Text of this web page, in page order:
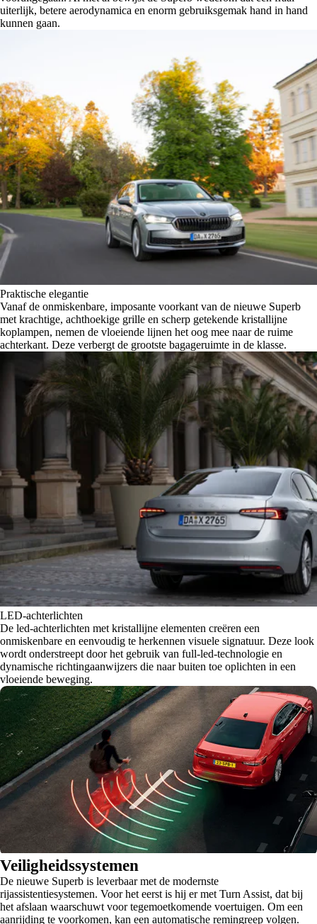
uiterlijk, betere aerodynamica en enorm gebruiksgemak hand in hand
kunnen gaan.
Praktische elegantie
Vanaf de onmiskenbare, imposante voorkant van de nieuwe Superb
met krachtige, achthoekige grille en scherp getekende kristallijne
koplampen, nemen de vloeiende lijnen het oog mee naar de ruime
achterkant. Deze verbergt de grootste bagageruimte in de klasse.
LED-achterlichten
De led-achterlichten met kristallijne elementen creëren een
onmiskenbare en eenvoudig te herkennen visuele signatuur. Deze look
wordt onderstreept door het gebruik van full-led-technologie en
dynamische richtingaanwijzers die naar buiten toe oplichten in een
vloeiende beweging.
Veiligheidssystemen
De nieuwe Superb is leverbaar met de modernste
rijassistentiesystemen. Voor het eerst is hij er met Turn Assist, dat bij
het afslaan waarschuwt voor tegemoetkomende voertuigen. Om een
aanrijding te voorkomen, kan een automatische remingreep volgen.